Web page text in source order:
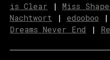
is Clear | Miss
Nachtwort | edooboo |
Dreams Never End |